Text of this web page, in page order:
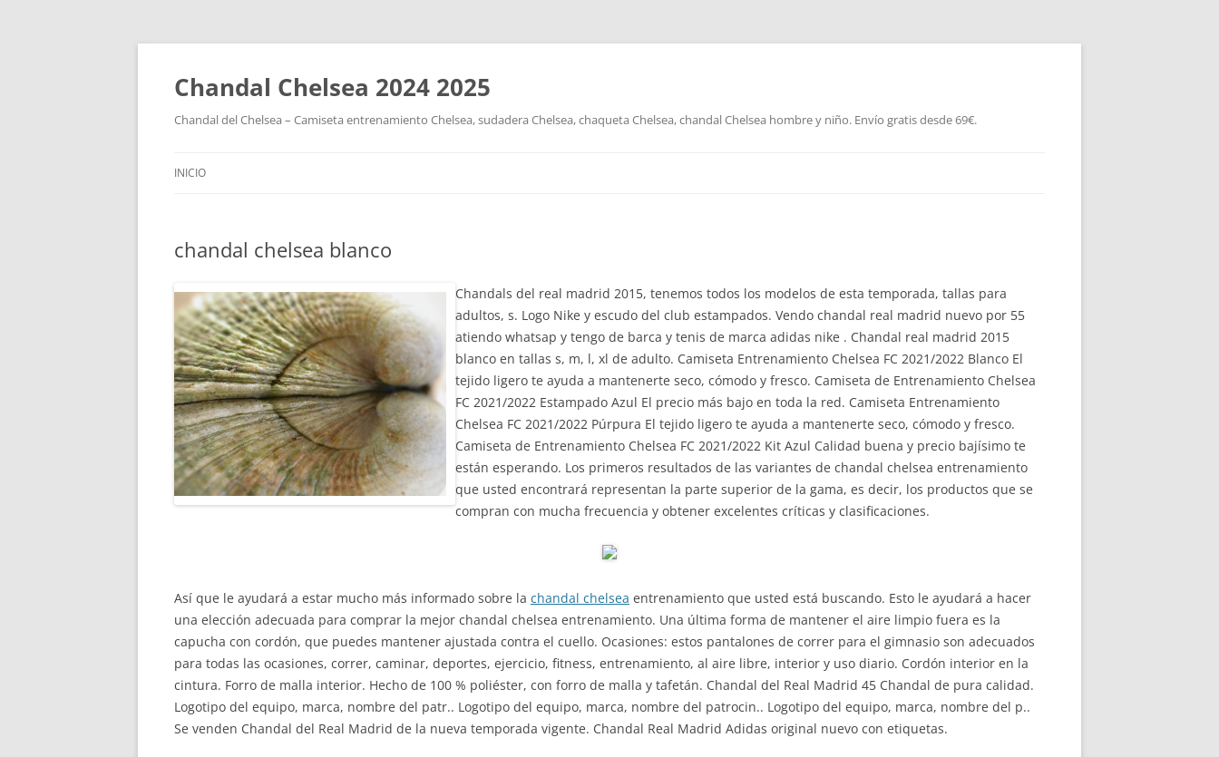
Chandal Chelsea 2024 2025
Chandal del Chelsea – Camiseta entrenamiento Chelsea, sudadera Chelsea, chaqueta Chelsea, chandal Chelsea hombre y niño. Envío gratis desde 69€.
INICIO
chandal chelsea blanco
Chandals del real madrid 2015, tenemos todos los modelos de esta temporada, tallas para
adultos, s. Logo Nike y escudo del club estampados. Vendo chandal real madrid nuevo por 55
atiendo whatsap y tengo de barca y tenis de marca adidas nike . Chandal real madrid 2015
blanco en tallas s, m, l, xl de adulto. Camiseta Entrenamiento Chelsea FC 2021/2022 Blanco El
tejido ligero te ayuda a mantenerte seco, cómodo y fresco. Camiseta de Entrenamiento Chelsea
FC 2021/2022 Estampado Azul El precio más bajo en toda la red. Camiseta Entrenamiento
Chelsea FC 2021/2022 Púrpura El tejido ligero te ayuda a mantenerte seco, cómodo y fresco.
Camiseta de Entrenamiento Chelsea FC 2021/2022 Kit Azul Calidad buena y precio bajísimo te
están esperando. Los primeros resultados de las variantes de chandal chelsea entrenamiento
que usted encontrará representan la parte superior de la gama, es decir, los productos que se
compran con mucha frecuencia y obtener excelentes críticas y clasificaciones.
Así que le ayudará a estar mucho más informado sobre la chandal chelsea entrenamiento que usted está buscando. Esto le ayudará a hacer
una elección adecuada para comprar la mejor chandal chelsea entrenamiento. Una última forma de mantener el aire limpio fuera es la
capucha con cordón, que puedes mantener ajustada contra el cuello. Ocasiones: estos pantalones de correr para el gimnasio son adecuados
para todas las ocasiones, correr, caminar, deportes, ejercicio, fitness, entrenamiento, al aire libre, interior y uso diario. Cordón interior en la
cintura. Forro de malla interior. Hecho de 100 % poliéster, con forro de malla y tafetán. Chandal del Real Madrid 45 Chandal de pura calidad.
Logotipo del equipo, marca, nombre del patr.. Logotipo del equipo, marca, nombre del patrocin.. Logotipo del equipo, marca, nombre del p..
Se venden Chandal del Real Madrid de la nueva temporada vigente. Chandal Real Madrid Adidas original nuevo con etiquetas.